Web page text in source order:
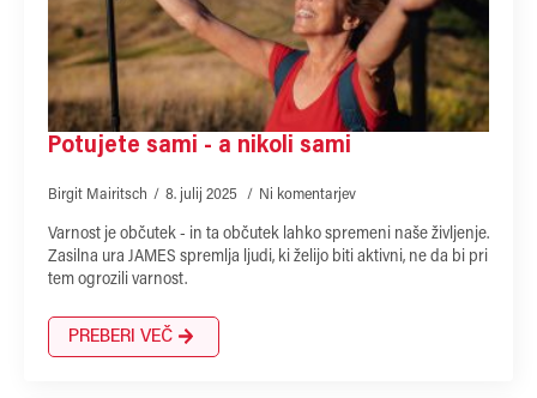
Potujete sami - a nikoli sami
Birgit Mairitsch 8. julij 2025 Ni komentarjev
Varnost je občutek - in ta občutek lahko spremeni naše življenje.
Zasilna ura JAMES spremlja ljudi, ki želijo biti aktivni, ne da bi pri
tem ogrozili varnost.
PREBERI VEČ